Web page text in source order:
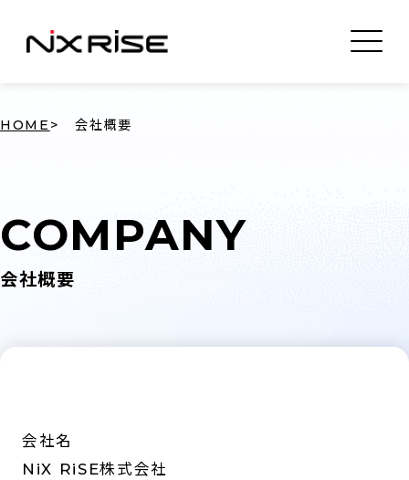
HOME 会社概要
COMPANY
会社概要
会社名
NiX RiSE株式会社